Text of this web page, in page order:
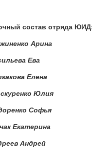
состав отряда
Арина
Ева
Елена
Юлия
Софья
Екатерина
Андрей